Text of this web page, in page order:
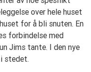
over hele huset
for å bli snuten. En
forbindelse med
Jims tante. I den nye
stedet.